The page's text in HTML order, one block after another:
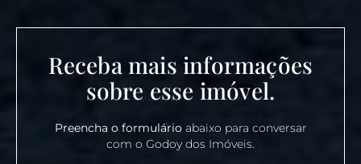
Receba mais informações
sobre esse imóvel.
Preencha o formulárioabaixo para conversar
com o Godoy dos Imóveis.